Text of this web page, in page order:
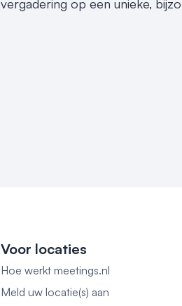
vergadering op een unieke,
Voor locaties
Hoe werkt meetings.nl
Meld uw locatie(s) aan